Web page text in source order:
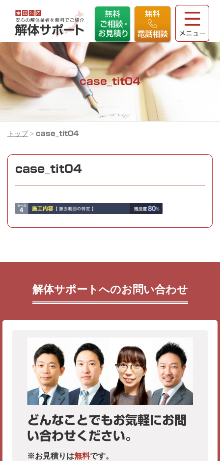
case_tit04
トップ > case_tit04
case_tit04
解体サポートへのお問い合わせ
どんなことでもお気軽にお問
い合わせください。
※お見積りは無料です。